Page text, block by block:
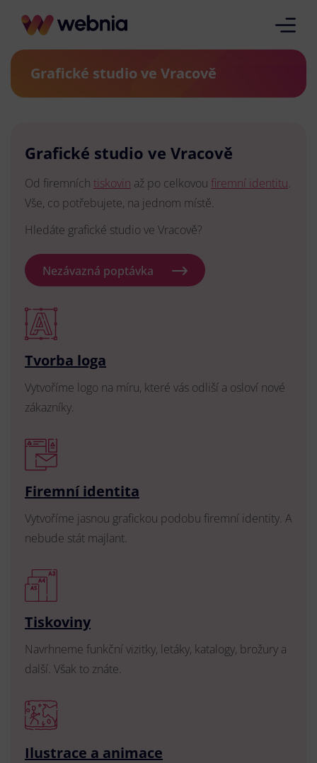
Grafické studio ve Vracově
Grafické studio ve Vracově
Od firemních tiskovin až po celkovou firemní identitu.
Vše, co potřebujete, na jednom místě.
Hledáte grafické studio ve Vracově?
Nezávazná poptávka
Tvorba loga
Vytvoříme logo na míru, které vás odliší a osloví nové
zákazníky.
Firemní identita
Vytvoříme jasnou grafickou podobu firemní identity. A
nebude stát majlant.
Tiskoviny
Navrhneme funkční vizitky, letáky, katalogy, brožury a
další. Však to znáte.
Ilustrace a animace